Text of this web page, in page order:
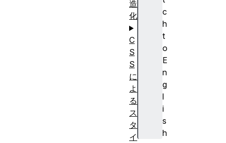
c
h
t
o
E
n
g
l
i
s
h
造
化
C
S
S
に
よ
る
ス
タ
イ